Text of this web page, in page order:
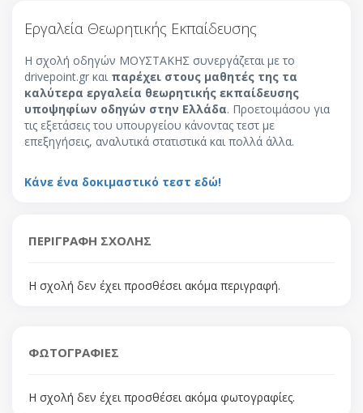
Εργαλεία Θεωρητικής Εκπαίδευσης
Η σχολή οδηγών ΜΟΥΣΤΑΚΗΣ συνεργάζεται με το
drivepoint.gr και παρέχει στους μαθητές της τα
καλύτερα εργαλεία θεωρητικής εκπαίδευσης
υποψηφίων οδηγών στην Ελλάδα. Προετοιμάσου για
τις εξετάσεις του υπουργείου κάνοντας τεστ με
επεξηγήσεις, αναλυτικά στατιστικά και πολλά άλλα.
Κάνε ένα δοκιμαστικό τεστ εδώ!
ΠΕΡΙΓΡΑΦΗ ΣΧΟΛΗΣ
Η σχολή δεν έχει προσθέσει ακόμα περιγραφή.
ΦΩΤΟΓΡΑΦΙΕΣ
Η σχολή δεν έχει προσθέσει ακόμα φωτογραφίες.